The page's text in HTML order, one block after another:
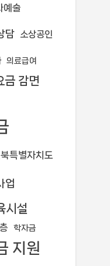
예술
담 소상공인
의료급여
금 감면
특별자치도
업
시설
학자금
지원